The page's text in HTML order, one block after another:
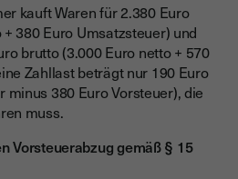
kauft Waren für 2.380 Euro
380 Euro Umsatzsteuer) und
brutto (3.000 Euro netto + 570
Zahllast beträgt nur 190 Euro
minus 380 Euro Vorsteuer), die
muss.
Vorsteuerabzug gemäß § 15